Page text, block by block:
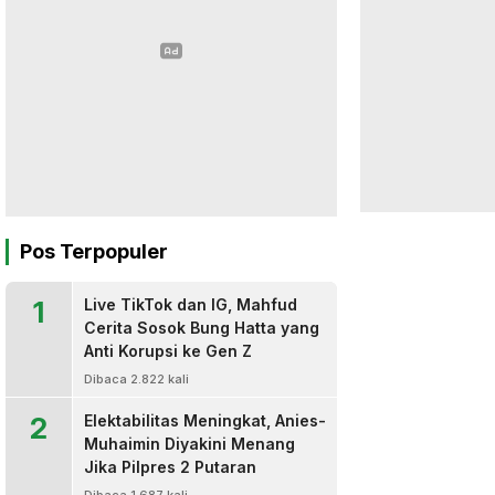
Pos Terpopuler
1
Live TikTok dan IG, Mahfud
Cerita Sosok Bung Hatta yang
Anti Korupsi ke Gen Z
Dibaca 2.822 kali
2
Elektabilitas Meningkat, Anies-
Muhaimin Diyakini Menang
Jika Pilpres 2 Putaran